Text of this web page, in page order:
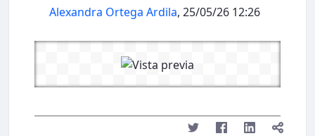
Alexandra Ortega Ardila, 25/05/26 12:26